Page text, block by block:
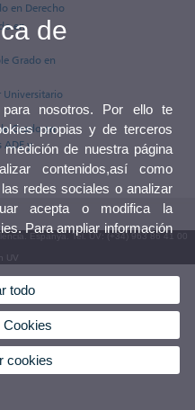
en Derecho
en
Grado en
Grado en
ADE y
Espanya. Tel. UV: (+34) 963 86 41 00
UV
de
nosotros. Por ello te
propias y de terceros
de nuestra página
contenidos,así como
redes sociales o analizar
acepta o modifica la
Para ampliar información
todo
Cookies
cookies